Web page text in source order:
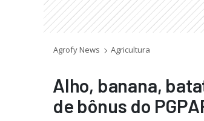
Agrofy News Agricultura
Alho, banana,
de bônus do